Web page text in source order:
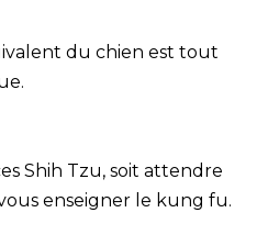
du chien est tout
Shih Tzu, soit attendre
enseigner le kung fu.